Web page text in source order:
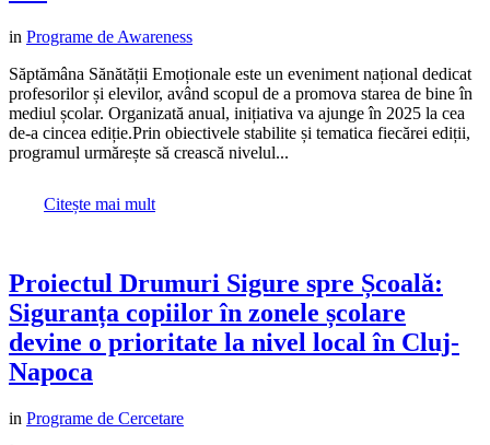
in Programe de Awareness
Săptămâna Sănătății Emoționale este un eveniment național dedicat
profesorilor și elevilor, având scopul de a promova starea de bine în
mediul școlar. Organizată anual, inițiativa va ajunge în 2025 la cea
de-a cincea ediție.Prin obiectivele stabilite și tematica fiecărei ediții,
programul urmărește să crească nivelul...
Citește mai mult
Proiectul Drumuri Sigure spre Școală:
Siguranța copiilor în zonele școlare
devine o prioritate la nivel local în Cluj-
Napoca
in Programe de Cercetare